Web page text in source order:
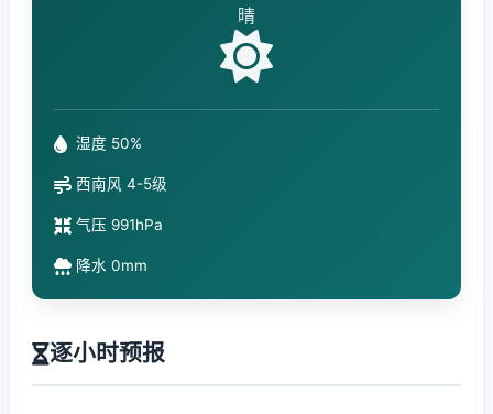
晴
湿度 50%
西南风 4-5级
气压 991hPa
降水 0mm
逐小时预报